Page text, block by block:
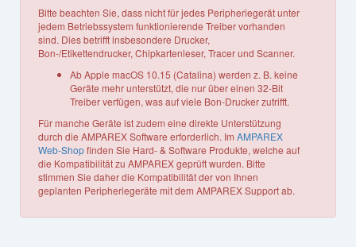
Bitte beachten Sie, dass nicht für jedes Peripheriegerät unter
jedem Betriebssystem funktionierende Treiber vorhanden
sind. Dies betrifft insbesondere Drucker,
Bon-/Etikettendrucker, Chipkartenleser, Tracer und Scanner.
Ab Apple macOS 10.15 (Catalina) werden z. B. keine
Geräte mehr unterstützt, die nur über einen 32-Bit
Treiber verfügen, was auf viele Bon-Drucker zutrifft.
Für manche Geräte ist zudem eine direkte Unterstützung
durch die AMPAREX Software erforderlich. Im AMPAREX
Web-Shopfinden Sie Hard- & Software Produkte, welche auf
die Kompatibilität zu AMPAREX geprüft wurden. Bitte
stimmen Sie daher die Kompatibilität der von Ihnen
geplanten Peripheriegeräte mit dem AMPAREX Support ab.